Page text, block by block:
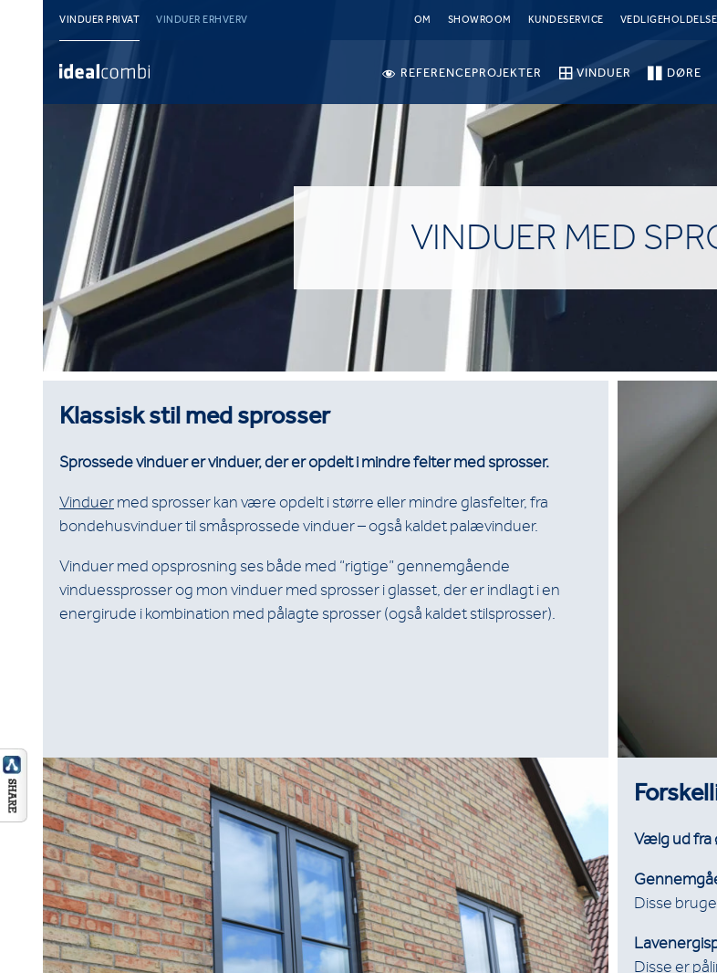
VINDUER PRIVAT VINDUER ERHVERV OM SHOWROOM KUNDESERVICE VEDLIGEHOLDELSE
REFERENCEPROJEKTER VINDUER DØRE
VINDUER MED
Klassisk stil med sprosser
Sprossede vinduer er vinduer, der er opdelt i mindre felter med sprosser.
Vinduer med sprosser kan være opdelt i større eller mindre glasfelter, fra
bondehusvinduer til småsprossede vinduer – også kaldet palævinduer.
Vinduer med opsprosning ses både med “rigtige” gennemgående
vinduessprosser og mon vinduer med sprosser i glasset, der er indlagt i en
energirude i kombination med pålagte sprosser (også kaldet stilsprosser).
Vælg ud fra
Disse
Disse er